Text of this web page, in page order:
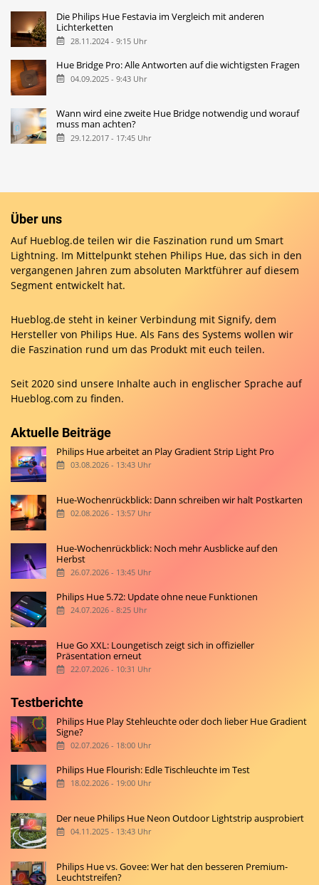
Die Philips Hue Festavia im Vergleich mit anderen
Lichterketten
28.11.2024 - 9:15 Uhr
Hue Bridge Pro: Alle Antworten auf die wichtigsten Fragen
04.09.2025 - 9:43 Uhr
Wann wird eine zweite Hue Bridge notwendig und worauf
muss man achten?
29.12.2017 - 17:45 Uhr
Über uns
Auf Hueblog.de teilen wir die Faszination rund um Smart
Lightning. Im Mittelpunkt stehen Philips Hue, das sich in den
vergangenen Jahren zum absoluten Marktführer auf diesem
Segment entwickelt hat.
Hueblog.de steht in keiner Verbindung mit Signify, dem
Hersteller von Philips Hue. Als Fans des Systems wollen wir
die Faszination rund um das Produkt mit euch teilen.
Seit 2020 sind unsere Inhalte auch in englischer Sprache auf
Hueblog.com zu finden.
Aktuelle Beiträge
Philips Hue arbeitet an Play Gradient Strip Light Pro
03.08.2026 - 13:43 Uhr
Hue-Wochenrückblick: Dann schreiben wir halt Postkarten
02.08.2026 - 13:57 Uhr
Hue-Wochenrückblick: Noch mehr Ausblicke auf den
Herbst
26.07.2026 - 13:45 Uhr
Philips Hue 5.72: Update ohne neue Funktionen
24.07.2026 - 8:25 Uhr
Hue Go XXL: Loungetisch zeigt sich in offizieller
Präsentation erneut
22.07.2026 - 10:31 Uhr
Testberichte
Philips Hue Play Stehleuchte oder doch lieber Hue Gradient
Signe?
02.07.2026 - 18:00 Uhr
Philips Hue Flourish: Edle Tischleuchte im Test
18.02.2026 - 19:00 Uhr
Der neue Philips Hue Neon Outdoor Lightstrip ausprobiert
04.11.2025 - 13:43 Uhr
Philips Hue vs. Govee: Wer hat den besseren Premium-
Leuchtstreifen?